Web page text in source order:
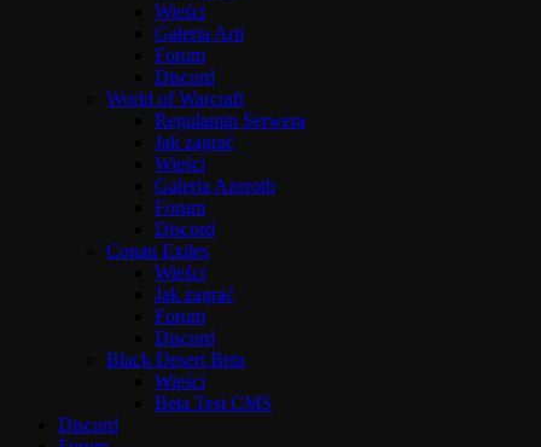
Wieści
Galeria Arii
Forum
Discord
World of Warcraft
Regulamin Serwera
Jak zagrać
Wieści
Galeria Azeroth
Forum
Discord
Conan Exiles
Wieści
Jak zagrać
Forum
Discord
Black Desert Beta
Wieści
Beta Test CMS
Discord